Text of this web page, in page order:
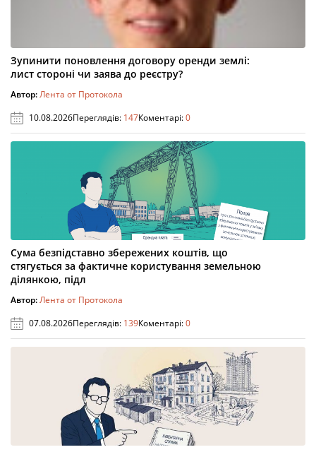
Зупинити поновлення договору оренди землі:
лист стороні чи заява до реєстру?
Автор:Лента от Протокола
10.08.2026Переглядів: 147Коментарі:0
Сума безпідставно збережених коштів, що
стягується за фактичне користування земельною
ділянкою, підл
Автор:Лента от Протокола
07.08.2026Переглядів: 139Коментарі:0